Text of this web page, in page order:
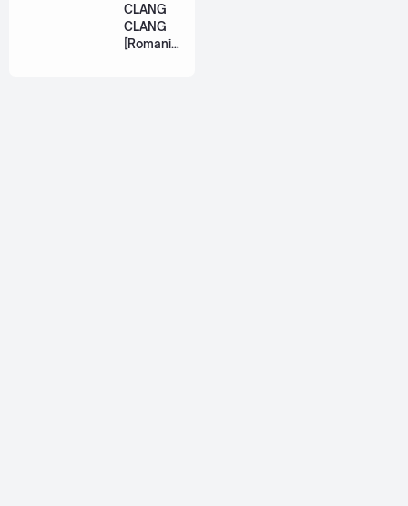
Paradise
of Thorns
[Romaniz
CLANG
CLANG
[Romaniz